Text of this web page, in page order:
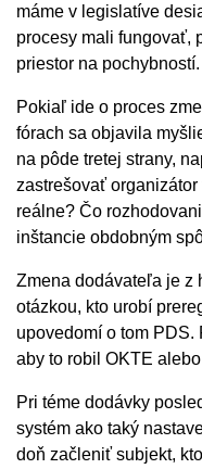
máme v legislatíve
procesy mali fungovať,
priestor na pochybností.
Pokiaľ ide o proces
fórach sa objavila
na pôde tretej strany,
zastrešovať
reálne? Čo
inštancie obdobným
Zmena dodávateľa je z
otázkou, kto urobí
upovedomí o tom
aby to robil OKTE
Pri téme dodávky
systém ako taký
doň začleniť subjekt,